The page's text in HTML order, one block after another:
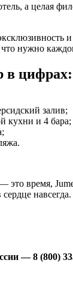
а целая
нужно
в цифрах:
залив;
кухни и 4 бара;
это время,
навсегда.
— 8 (800)